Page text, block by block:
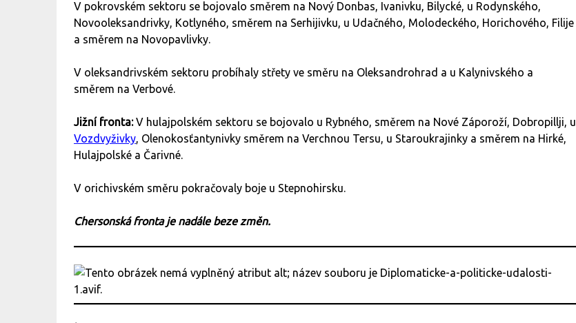
V pokrovském sektoru se bojovalo směrem na Nový Donbas, Ivanivku, Bilycké, u Rodynského,
Novooleksandrivky, Kotlyného, směrem na Serhijivku, u Udačného, Molodeckého, Horichového, Filije
a směrem na Novopavlivky.
V oleksandrivském sektoru probíhaly střety ve směru na Oleksandrohrad a u Kalynivského a
směrem na Verbové.
Jižní fronta:V hulajpolském sektoru se bojovalo u Rybného, směrem na Nové Záporoží, Dobropillji, u
Vozdvyživky, Olenokosťantynivky směrem na Verchnou Tersu, u Staroukrajinky a směrem na Hirké,
Hulajpolské a Čarivné.
V orichivském směru pokračovaly boje u Stepnohirsku.
Chersonská fronta je nadále beze změn.